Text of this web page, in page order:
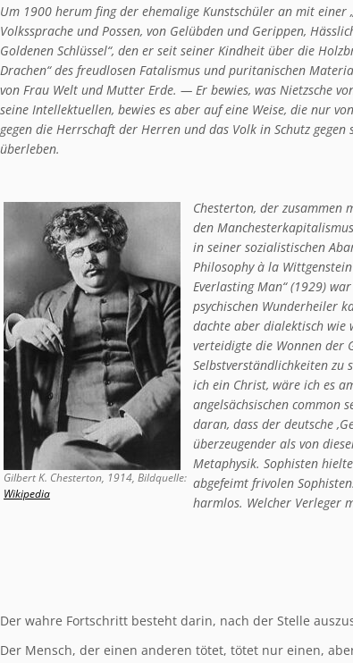
Um 1900 herum fing der ehemalige Kunstschüler an mit
Volkssprache und Possen, von Gelübden und Gerippen,
Goldenen Schlüssel“, den er seit seiner Kindheit über die
Drachen“ des freudlosen Fatalismus und puritanischen
von Frau Welt und Mutter Erde. — Er bewies, was Nietzsche
seine Intellektuellen, bewies es aber auf eine Weise, die nur
gegen die Herrschaft der Herren und das Volk in Schutz
überleben.
Gilbert K. Chesterton, 1914, Bildquelle:
Wikipedia
Chesterton, der zusammen
den
in seiner sozialistischen
Philosophy à la
Everlasting Man“ (1929)
psychischen Wunderheiler
dachte aber dialektisch wie
verteidigte die Wonnen der
Selbstverständlichkeiten zu
ich ein Christ, wäre ich es
angelsächsischen common
daran, dass der deutsche
überzeugender als von
Metaphysik. Sophisten
abgefeimt frivolen
harmlos. Welcher Verleger
Der wahre Fortschritt besteht darin, nach der Stelle
Der Mensch, der einen anderen tötet, tötet nur einen,